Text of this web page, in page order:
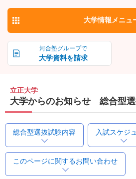
河合塾グループで
大学資料を請求
大学情報 メニュ
立正大学
大学からのお知らせ 総合型
総合型選抜試験内容 入試スケジ
このページに関するお問い合わせ